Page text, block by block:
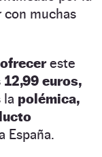
con muchas
ofrecereste
12,99 euros,
la polémica,
España.